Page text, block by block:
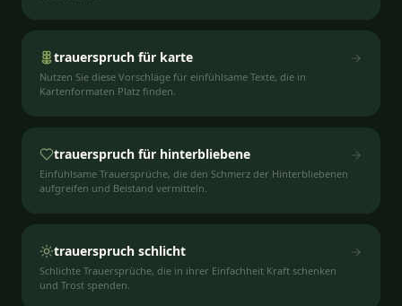
trauerspruch für karte
Nutzen Sie diese Vorschläge für einfühlsame Texte, die in
Kartenformaten Platz finden.
trauerspruch für hinterbliebene
Einfühlsame Trauersprüche, die den Schmerz der Hinterbliebenen
aufgreifen und Beistand vermitteln.
trauerspruch schlicht
Schlichte Trauersprüche, die in ihrer Einfachheit Kraft schenken
und Trost spenden.